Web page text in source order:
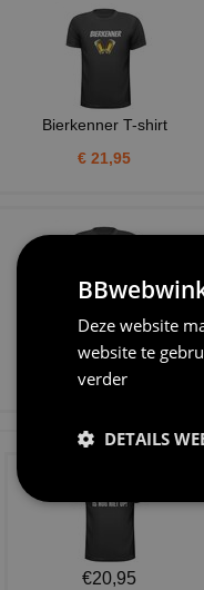
Bierkenner T-shirt
€ 21,95
Bier team T-shirt
€ 21,95
€20,95
Deze website
website te
verder
DETAILS